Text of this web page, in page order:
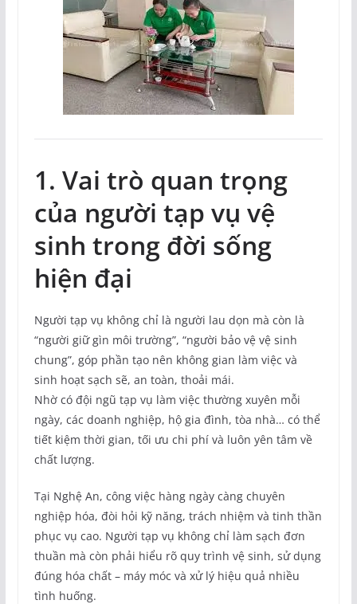
1. Vai trò quan trọng
của người tạp vụ vệ
sinh trong đời sống
hiện đại
Người tạp vụ không chỉ là người lau dọn mà còn là
“người giữ gìn môi trường”, “người bảo vệ vệ sinh
chung”, góp phần tạo nên không gian làm việc và
sinh hoạt sạch sẽ, an toàn, thoải mái.
Nhờ có đội ngũ tạp vụ làm việc thường xuyên mỗi
ngày, các doanh nghiệp, hộ gia đình, tòa nhà… có thể
tiết kiệm thời gian, tối ưu chi phí và luôn yên tâm về
chất lượng.
Tại Nghệ An, công việc hàng ngày càng chuyên
nghiệp hóa, đòi hỏi kỹ năng, trách nhiệm và tinh thần
phục vụ cao. Người tạp vụ không chỉ làm sạch đơn
thuần mà còn phải hiểu rõ quy trình vệ sinh, sử dụng
đúng hóa chất – máy móc và xử lý hiệu quả nhiều
tình huống.